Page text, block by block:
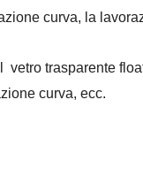
curva, la
trasparente
curva, ecc.